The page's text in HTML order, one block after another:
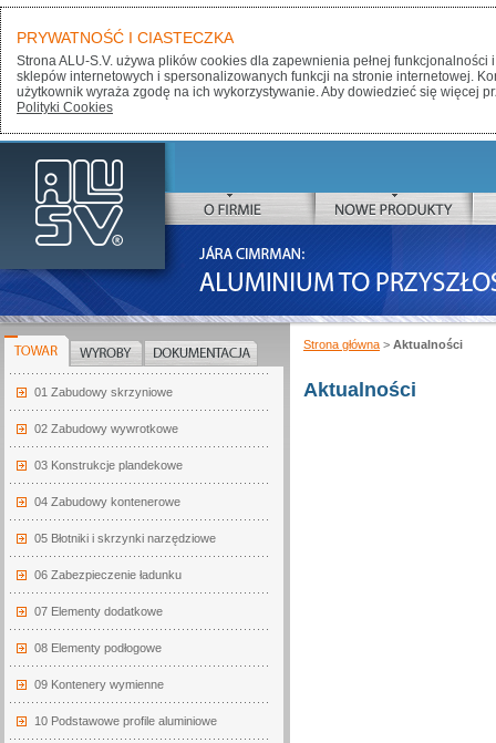
ALU-SV
O FIRMIE NOWE PRODUKTY
JÁRA CIMRMAN:
ALUMINIUM TO PRZYSZŁOŚĆ
TOWAR
01 Zabudowy skrzyniowe
02 Zabudowy wywrotkowe
03 Konstrukcje plandekowe
04 Zabudowy kontenerowe
05 Błotniki i skrzynki narzędziowe
06 Zabezpieczenie ładunku
07 Elementy dodatkowe
08 Elementy podłogowe
09 Kontenery wymienne
10 Podstawowe profile aluminiowe
WYROBY DOKUMENTACJA
Strona główna > Aktualności
Aktualności
PRYWATNOŚĆ I CIASTECZKA
Strona ALU-S.V. używa plików cookies dla zapewnienia pełnej
sklepów internetowych i spersonalizowanych funkcji na stronie internetowej.
użytkownik wyraża zgodę na ich wykorzystywanie. Aby dowiedzieć się więcej
Polityki Cookies